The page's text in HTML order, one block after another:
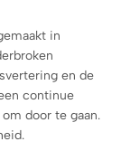
in
en de
continue
door te gaan.